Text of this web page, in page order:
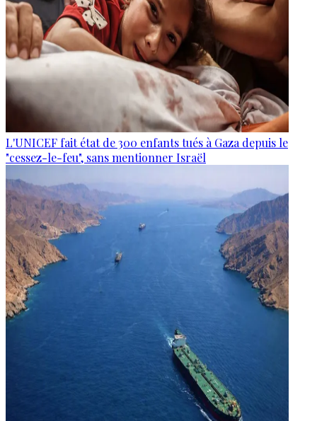
L'UNICEF fait état de 300 enfants tués à Gaza depuis le
"cessez-le-feu", sans mentionner Israël